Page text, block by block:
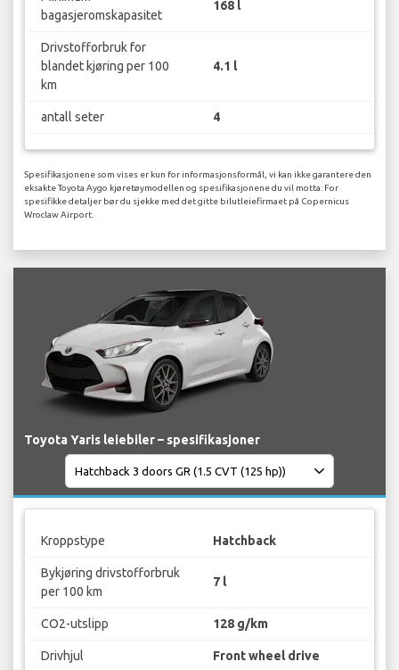
bagasjeromskapasitet
168 l
Drivstofforbruk for
blandet kjøring per 100
km
4.1 l
antall seter 4
Spesifikasjonene som vises er kun for informasjonsformål, vi kan ikke garantere den
eksakte Toyota Aygo kjøretøymodellen og spesifikasjonene du vil motta. For
spesifikke detaljer bør du sjekke med det gitte bilutleiefirmaet på Copernicus
Wroclaw Airport.
Toyota Yaris leiebiler – spesifikasjoner
Kroppstype Hatchback
Bykjøring drivstofforbruk
per 100 km
7 l
CO2-utslipp 128 g/km
Drivhjul Front wheel drive